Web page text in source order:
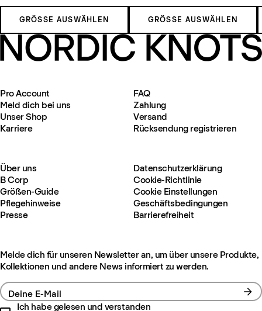
GRÖSSE AUSWÄHLEN GRÖSSE AUSWÄHLEN
Pro Account
Meld dich bei uns
Unser Shop
Karriere
FAQ
Zahlung
Versand
Rücksendung registrieren
Über uns
B Corp
Größen-Guide
Pflegehinweise
Presse
Datenschutzerklärung
Cookie-Richtlinie
Cookie Einstellungen
Geschäftsbedingungen
Barrierefreiheit
Melde dich für unseren Newsletter an, um über unsere Produkte,
Kollektionen und andere News informiert zu werden.
Deine E-Mail
Ich habe gelesen und verstanden